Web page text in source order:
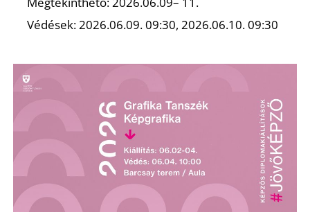
Védések: 2026.06.09. 09:30, 2026.06.10. 09:30